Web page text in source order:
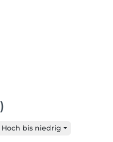
bis niedrig